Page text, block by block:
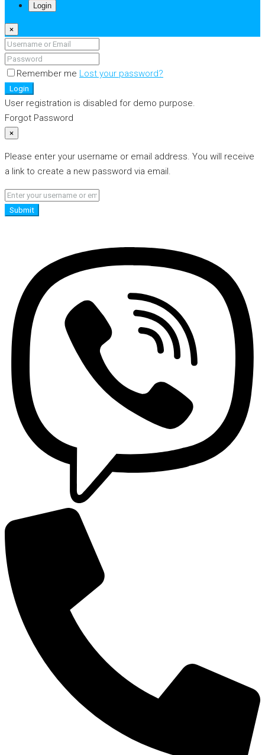
Login
×
Remember me Lost your password?
Login
User registration is disabled for demo purpose.
Forgot Password
×
Please enter your username or email address. You will receive
a link to create a new password via email.
Submit